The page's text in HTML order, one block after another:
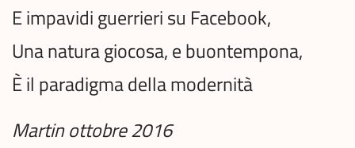
E impavidi guerrieri su Facebook,
Una natura giocosa, e buontempona,
È il paradigma della modernità
Martin ottobre 2016